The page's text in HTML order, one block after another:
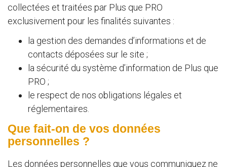
collectées et traitées par Plus que PRO
exclusivement pour les finalités suivantes :
la gestion des demandes d’informations et de
contacts déposées sur le site ;
la sécurité du système d’information de Plus que
PRO ;
le respect de nos obligations légales et
réglementaires.
Que fait-on de vos données
personnelles ?
Les données personnelles que vous communiquez ne